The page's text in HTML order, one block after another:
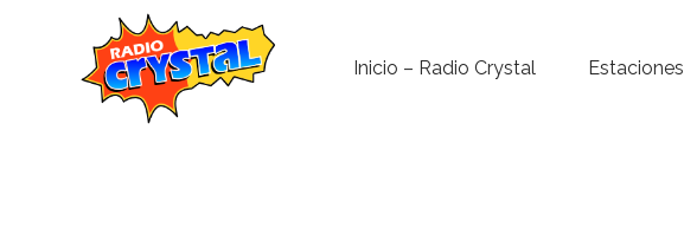
Inicio – Radio Crystal Estaciones